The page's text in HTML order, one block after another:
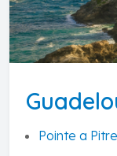
Pointe a Pitre